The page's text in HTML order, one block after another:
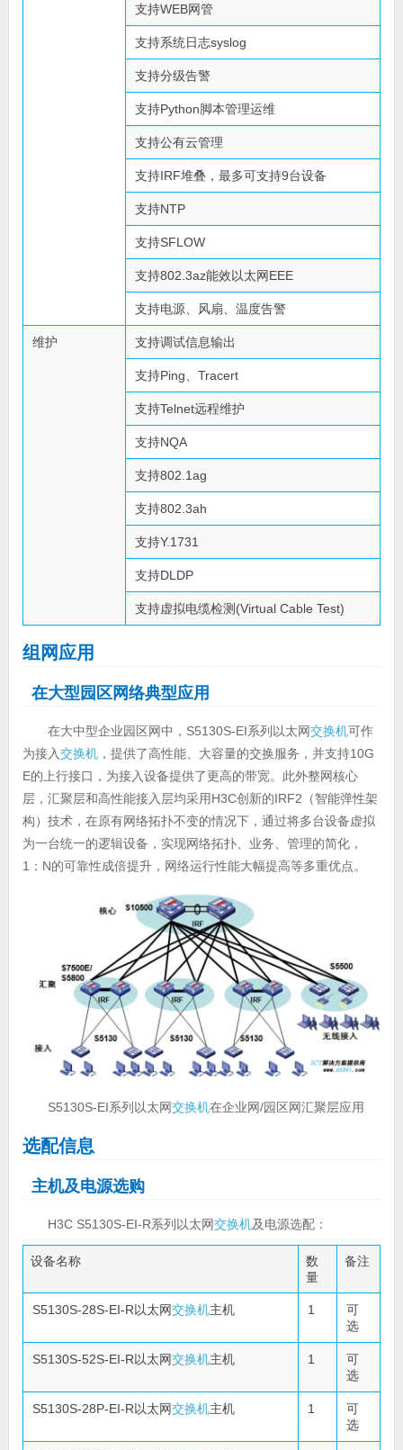
支持WEB网管
支持系统日志syslog
支持分级告警
支持Python脚本管理运维
支持公有云管理
支持IRF堆叠，最多可支持9台设备
支持NTP
支持SFLOW
支持802.3az能效以太网EEE
支持电源、风扇、温度告警
维护 支持调试信息输出
支持Ping、Tracert
支持Telnet远程维护
支持NQA
支持802.1ag
支持802.3ah
支持Y.1731
支持DLDP
支持虚拟电缆检测(Virtual Cable Test)
组网应用
在大型园区网络典型应用
在大中型企业园区网中，S5130S-EI系列以太网交换机可作
为接入交换机，提供了高性能、大容量的交换服务，并支持10G
E的上行接口，为接入设备提供了更高的带宽。此外整网核心
层，汇聚层和高性能接入层均采用H3C创新的IRF2（智能弹性架
构）技术，在原有网络拓扑不变的情况下，通过将多台设备虚拟
为一台统一的逻辑设备，实现网络拓扑、业务、管理的简化，
1：N的可靠性成倍提升，网络运行性能大幅提高等多重优点。
S5130S-EI系列以太网交换机在企业网/园区网汇聚层应用
选配信息
主机及电源选购
H3C S5130S-EI-R系列以太网交换机及电源选配：
设备名称
数
量
备注
S5130S-28S-EI-R以太网交换机主机 1
可
选
S5130S-52S-EI-R以太网交换机主机 1
可
选
S5130S-28P-EI-R以太网交换机主机 1
可
选